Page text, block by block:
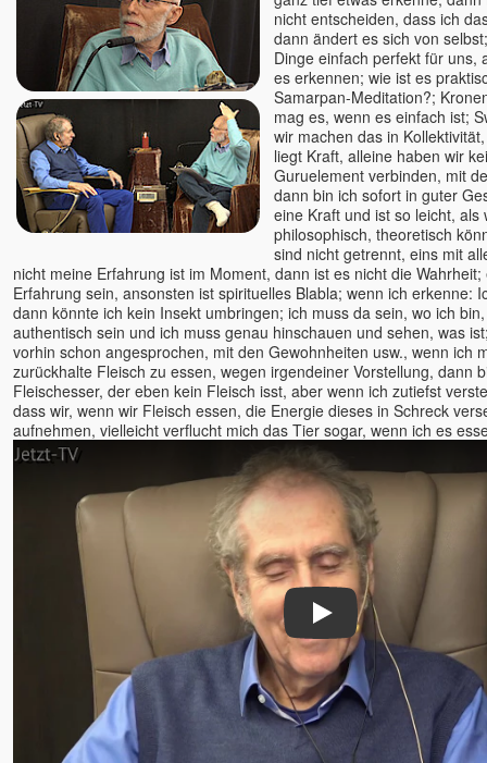
Ruth Parama
Ryofu Pussel
Saajid
Sabina Witzel
Sabine Kroiß
Samarpan-Meditation
Samuel Hassan Hanna
Sascha A. Jaksic
Sathya Jens Marionette
Satyam S. Kathrein
Shankar, Dr.
Shiva
Shivkrupanand Swami, Shree
& Guruma
Shubhraji
Sinchota
Soham (Samarpan)
Sophia
Spirit Talks mit Isabella Wirth
Sri Vast
Stefan Hiene
Steffen Lohrer
Subhash
Suprya Gina
Svagat u. Yatro
Sven Sein
nicht entscheiden, dass ich
dann ändert es sich von
Dinge einfach perfekt für uns,
es erkennen; wie ist es
Samarpan-Meditation?;
mag es, wenn es einfach ist;
wir machen das in
liegt Kraft, alleine haben wir
Guruelement verbinden, mit
dann bin ich sofort in guter
eine Kraft und ist so leicht, als
philosophisch, theoretisch
sind nicht getrennt, eins mit
nicht meine Erfahrung ist im Moment, dann ist es nicht die
Erfahrung sein, ansonsten ist spirituelles Blabla; wenn ich erkenne:
dann könnte ich kein Insekt umbringen; ich muss da sein, wo ich
authentisch sein und ich muss genau hinschauen und sehen, was
vorhin schon angesprochen, mit den Gewohnheiten usw., wenn ich
zurückhalte Fleisch zu essen, wegen irgendeiner Vorstellung, dann
Fleischesser, der eben kein Fleisch isst, aber wenn ich zutiefst
dass wir, wenn wir Fleisch essen, die Energie dieses in Schreck
aufnehmen, vielleicht verflucht mich das Tier sogar, wenn ich es
Play